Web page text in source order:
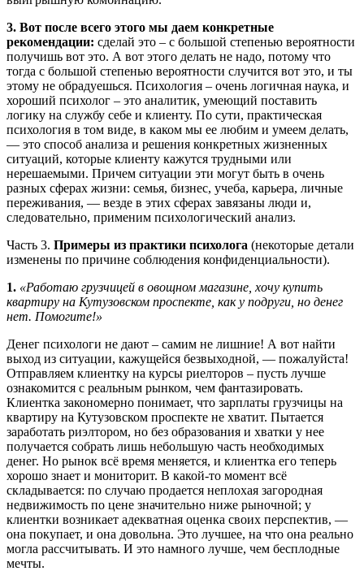
3. Вот после всего этого мы даем конкретные
рекомендации: сделай это – с большой степенью вероятности
получишь вот это. А вот этого делать не надо, потому что
тогда с большой степенью вероятности случится вот это, и ты
этому не обрадуешься. Психология – очень логичная наука, и
хороший психолог – это аналитик, умеющий поставить
логику на службу себе и клиенту. По сути, практическая
психология в том виде, в каком мы ее любим и умеем делать,
— это способ анализа и решения конкретных жизненных
ситуаций, которые клиенту кажутся трудными или
нерешаемыми. Причем ситуации эти могут быть в очень
разных сферах жизни: семья, бизнес, учеба, карьера, личные
переживания, — везде в этих сферах завязаны люди и,
следовательно, применим психологический анализ.
Часть 3. Примеры из практики психолога (некоторые детали
изменены по причине соблюдения конфиденциальности).
1. «Работаю грузчицей в овощном магазине, хочу купить
квартиру на Кутузовском проспекте, как у подруги, но денег
нет. Помогите!»
Денег психологи не дают – самим не лишние! А вот найти
выход из ситуации, кажущейся безвыходной, — пожалуйста!
Отправляем клиентку на курсы риелторов – пусть лучше
ознакомится с реальным рынком, чем фантазировать.
Клиентка закономерно понимает, что зарплаты грузчицы на
квартиру на Кутузовском проспекте не хватит. Пытается
заработать риэлтором, но без образования и хватки у нее
получается собрать лишь небольшую часть необходимых
денег. Но рынок всё время меняется, и клиентка его теперь
хорошо знает и мониторит. В какой-то момент всё
складывается: по случаю продается неплохая загородная
недвижимость по цене значительно ниже рыночной; у
клиентки возникает адекватная оценка своих перспектив, —
она покупает, и она довольна. Это лучшее, на что она реально
могла рассчитывать. И это намного лучше, чем бесплодные
мечты.